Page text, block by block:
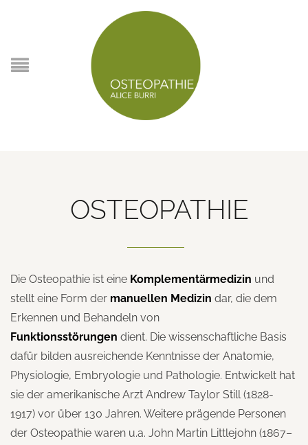
OSTEOPATHIE
Die Osteopathie ist eine Komplementärmedizin und
stellt eine Form der manuellen Medizin dar, die dem
Erkennen und Behandeln von
Funktionsstörungen dient. Die wissenschaftliche Basis
dafür bilden ausreichende Kenntnisse der Anatomie,
Physiologie, Embryologie und Pathologie. Entwickelt hat
sie der amerikanische Arzt Andrew Taylor Still (1828-
1917) vor über 130 Jahren. Weitere prägende Personen
der Osteopathie waren u.a. John Martin Littlejohn (1867–